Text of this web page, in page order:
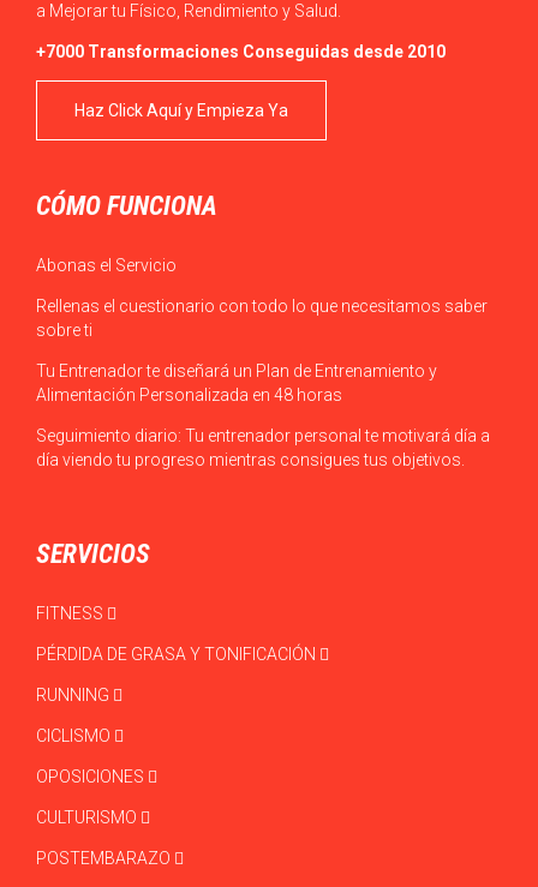
a Mejorar tu Físico, Rendimiento y Salud.
+7000 Transformaciones Conseguidas desde 2010
Haz Click Aquí y Empieza Ya
CÓMO FUNCIONA
Abonas el Servicio
Rellenas el cuestionario con todo lo que necesitamos saber
sobre ti
Tu Entrenador te diseñará un Plan de Entrenamiento y
Alimentación Personalizada en 48 horas
Seguimiento diario: Tu entrenador personal te motivará día a
día viendo tu progreso mientras consigues tus objetivos.
SERVICIOS
FITNESS
PÉRDIDA DE GRASA Y TONIFICACIÓN
RUNNING
CICLISMO
OPOSICIONES
CULTURISMO
POSTEMBARAZO